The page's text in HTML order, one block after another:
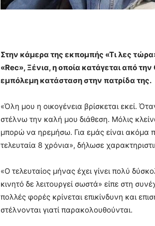
Στην κάμερα της εκπομπής «Τι λες
«Rec», Ξένια, η οποία κατάγεται από
εμπόλεμη κατάσταση στην πατρίδα της.
«Όλη μου η οικογένεια βρίσκεται εκεί.
στέλνω την καλή μου διάθεση. Μόλις
μπορώ να ηρεμήσω. Για εμάς είναι ακόμα
τελευταία 8 χρόνια», δήλωσε
«Ο τελευταίος μήνας έχει γίνει πολύ
κινητό δε λειτουργεί σωστά» είπε στη
πολλές φορές κρίνεται επικίνδυνη και
στέλνονται γιατί παρακολουθούνται.